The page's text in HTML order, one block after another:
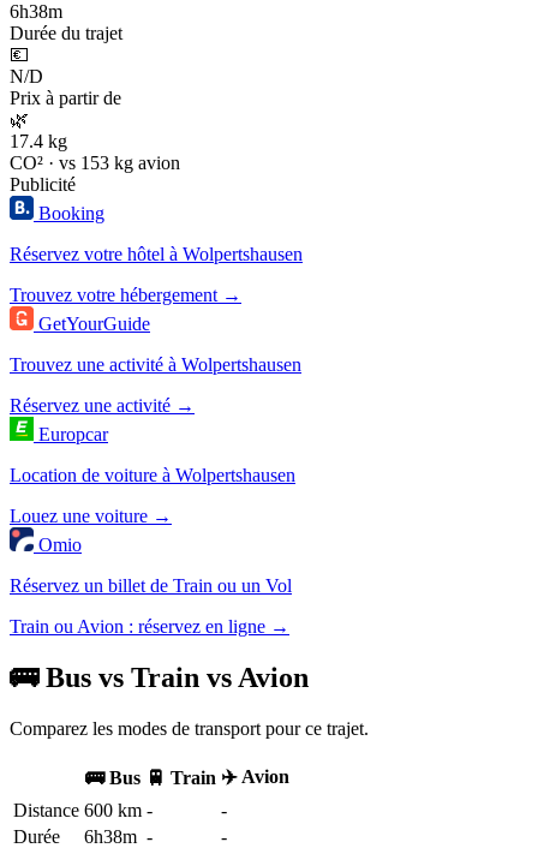
6h38m
Durée du trajet
💶
N/D
Prix à partir de
🌿
17.4 kg
CO² · vs 153 kg avion
Publicité
Booking
Réservez votre hôtel à Wolpertshausen
Trouvez votre hébergement →
GetYourGuide
Trouvez une activité à Wolpertshausen
Réservez une activité →
Europcar
Location de voiture à Wolpertshausen
Louez une voiture →
Omio
Réservez un billet de Train ou un Vol
Train ou Avion : réservez en ligne →
🚌 Bus vs Train vs Avion
Comparez les modes de transport pour ce trajet.
🚌 Bus 🚆 Train ✈️ Avion
Distance 600 km -
-
Durée
6h38m -
-